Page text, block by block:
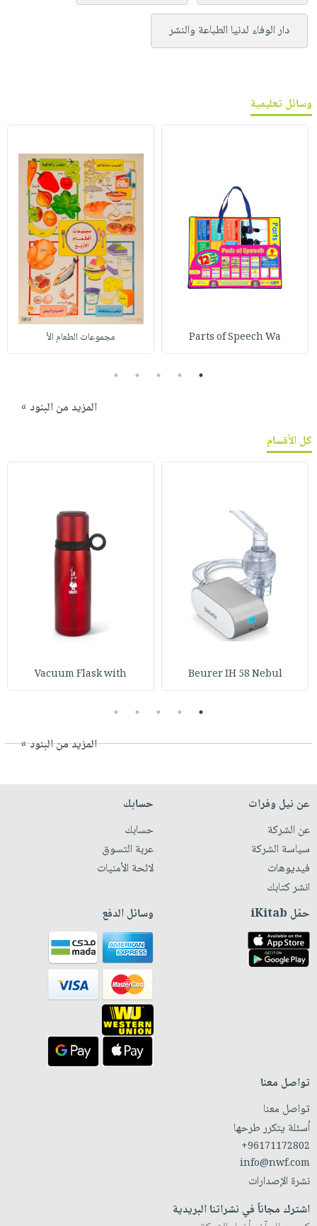
دار الوفاء لدنيا الطباعة والنشر
وسائل تعليمية
Parts of Speech Wa مجموعات الطعام الأ
1
2
3
4
5
المزيد من البنود »
كل الأقسام
Beurer IH 58 Nebul
Vacuum Flask with
1
2
3
4
5
المزيد من البنود »
عن نيل وفرات
عن الشركة
سياسة الشركة
فيديوهات
انشر كتابك
حسابك
حسابك
عربة التسوق
لائحة الأمنيات
حمّل iKitab وسائل الدفع
تواصل معنا
تواصل معنا
أسئلة يتكرر طرحها
+96171172802
info@nwf.com
نشرة الإصدارات
اشترك مجاناً في نشراتنا البريدية